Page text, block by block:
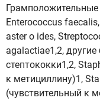
Enterococcus
aster о ides,
agalactiae1,2,
стептококки1,2,
к метициллину)1,
(чувствительный к